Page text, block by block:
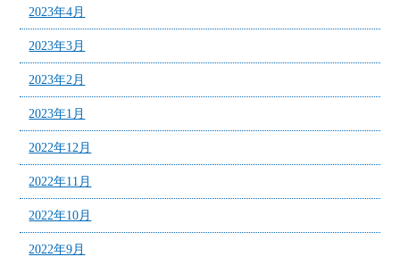
2023年4月
2023年3月
2023年2月
2023年1月
2022年12月
2022年11月
2022年10月
2022年9月